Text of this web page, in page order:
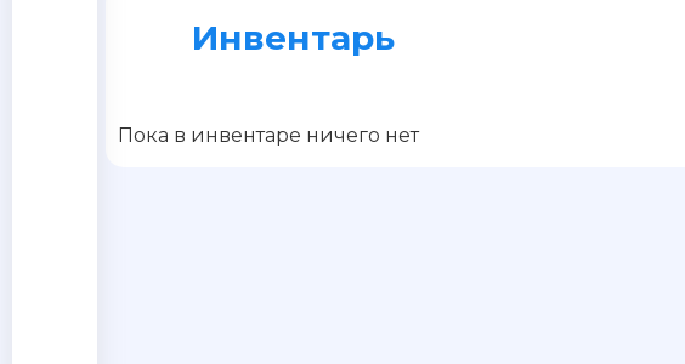
Инвентарь
Пока в инвентаре ничего нет